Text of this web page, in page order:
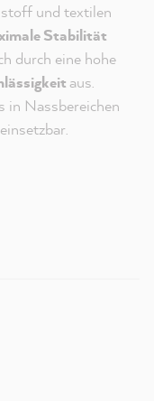
und textilen
Stabilität
durch eine hohe
aus.
in Nassbereichen